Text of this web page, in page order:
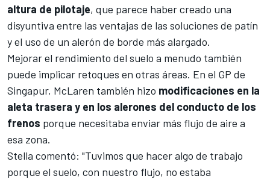
altura de pilotaje, que parece haber creado una
disyuntiva entre las ventajas de las soluciones de patín
y el uso de un alerón de borde más alargado.
Mejorar el rendimiento del suelo a menudo también
puede implicar retoques en otras áreas. En el GP de
Singapur, McLaren también hizo modificaciones en la
aleta trasera y en los alerones del conducto de los
frenos porque necesitaba enviar más flujo de aire a
esa zona.
Stella comentó: "Tuvimos que hacer algo de trabajo
porque el suelo, con nuestro flujo, no estaba